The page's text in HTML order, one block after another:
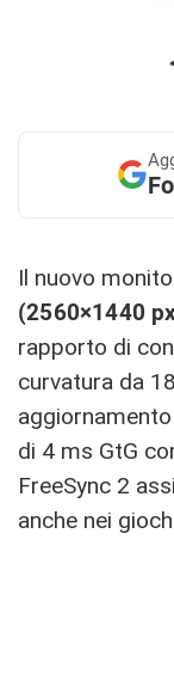
Il nuovo
(2560×1440
rapporto di
curvatura da
di 4 ms GtG
FreeSync 2
anche nei